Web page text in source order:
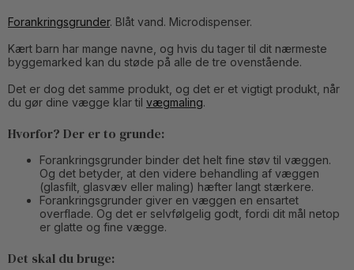
Forankringsgrunder. Blåt vand. Microdispenser.
Kært barn har mange navne, og hvis du tager til dit nærmeste
byggemarked kan du støde på alle de tre ovenstående.
Det er dog det samme produkt, og det er et vigtigt produkt, når
du gør dine vægge klar til vægmaling.
Hvorfor? Der er to grunde:
Forankringsgrunder binder det helt fine støv til væggen.
Og det betyder, at den videre behandling af væggen
(glasfilt, glasvæv eller maling) hæfter langt stærkere.
Forankringsgrunder giver en væggen en ensartet
overflade. Og det er selvfølgelig godt, fordi dit mål netop
er glatte og fine vægge.
Det skal du bruge: